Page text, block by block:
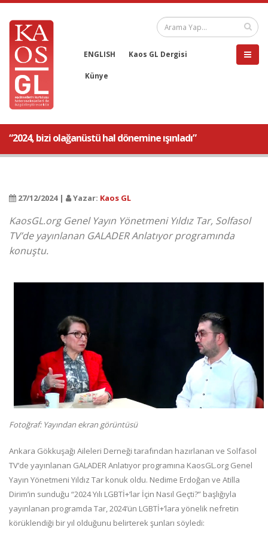
ENGLISH Kaos GL Dergisi
Künye
“2024, bizi olağanüstü hal dönemine ışınladı”
27/12/2024 | Yazar: Kaos GL
KaosGL.org Genel Yayın Yönetmeni Yıldız Tar, Solfasol
TV’de yayınlanan GALADER Anlatıyor programında
konuştu.
Fotoğraf: Yayından ekran görüntüsü
Ankara Gökkuşağı Aileleri Derneği tarafından hazırlanan ve Solfasol
TV’de yayınlanan GALADER Anlatıyor programına KaosGL.org Genel
Yayın Yönetmeni Yıldız Tar konuk oldu. Nedime Erdoğan ve Atilla
Dirim’in sunduğu “2024 Yılı LGBTİ+’lar İçin Nasıl Geçti?” başlığıyla
yayınlanan programda Tar, 2024’ün LGBTİ+’lara yönelik nefretin
körüklendiği bir yıl olduğunu belirterek şunları söyledi: